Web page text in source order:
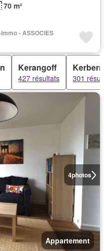
70 m²
- ASSOCIES
Kerangoff
427 résultats 301
4photos
Appartement